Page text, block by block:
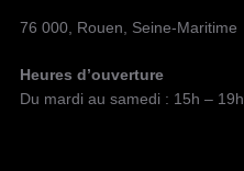
B
I
C
76 000, Rouen, Seine-Maritime
Heures d’ouverture
Du mardi au samedi : 15h – 19h